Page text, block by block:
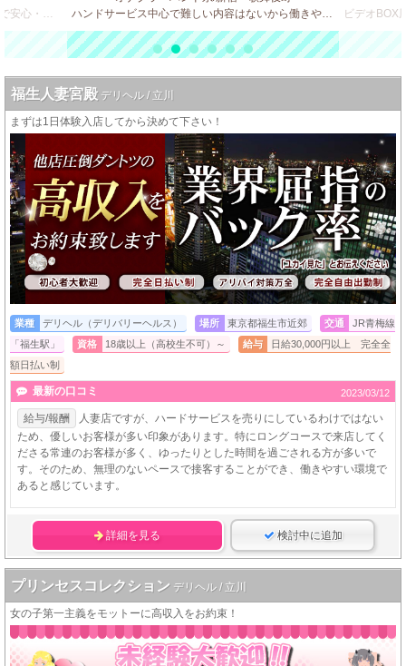
ビデオBOX風 店舗型のソフトサービス店で安心・安全・高収入♪
ハンドサービス中心で難しい内容はないから働きやすさ◎
福生人妻宮殿 デリヘル / 立川
まずは1日体験入店してから決めて下さい！
業種 デリヘル（デリバリーヘルス） 場所 東京都福生市近郊 交通
JR青梅線
「福生駅」
資格 18歳以上（高校生不可）～ 給与
日給30,000円以上 完全全
額日払い制
最新の口コミ 2023/03/12
給与/報酬
人妻店ですが、ハードサービスを売りにしているわけではない
ため、優しいお客様が多い印象があります。特にロングコースで来店してく
ださる常連のお客様が多く、ゆったりとした時間を過ごされる方が多いで
す。そのため、無理のないペースで接客することができ、働きやすい環境で
あると感じています。
詳細を見る 検討中に追加
プリンセスコレクション デリヘル / 立川
女の子第一主義をモットーに高収入をお約束！